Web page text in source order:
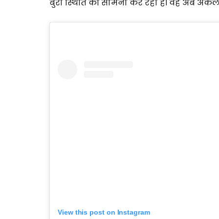
बुरी स्थिति का सामना कर रही है। वह अब
View this post on Instagram